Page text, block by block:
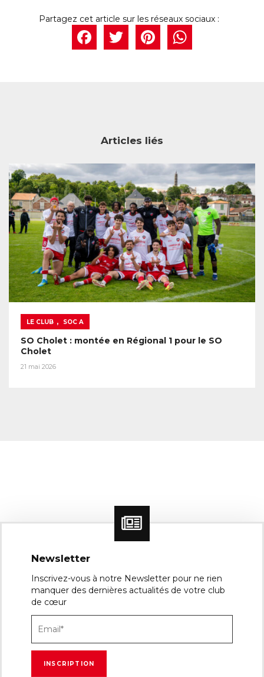
Facebook
Twitter
Articles liés
LE CLUB , SOC A
SO Cholet : montée en Régional 1 pour le SO
Cholet
21 mai 2026
Newsletter
Inscrivez-vous à notre Newsletter pour ne rien
manquer des dernières actualités de votre club
de cœur